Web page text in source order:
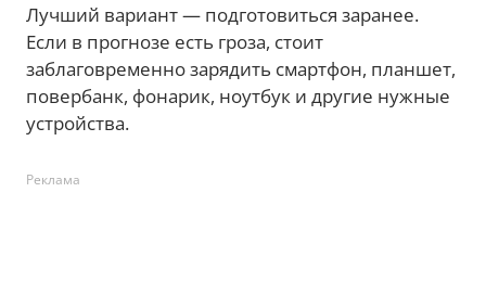
Лучший вариант — подготовиться заранее.
Если в прогнозе есть гроза, стоит
заблаговременно зарядить смартфон, планшет,
повербанк, фонарик, ноутбук и другие нужные
устройства.
Реклама